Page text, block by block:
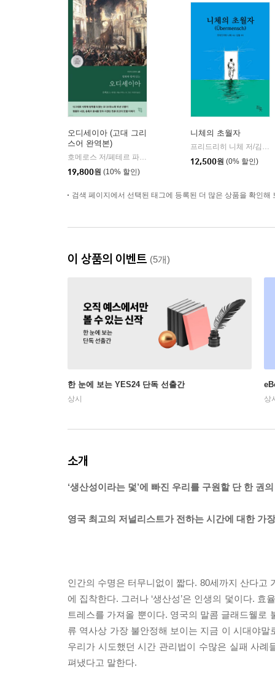
오디세이아 (고대 그리
스어 완역본)
| 현대지성
19,800원 (10% 할인)
니체의 초월자
12,500원 (0% 할인)
검색 페이지에서 선택된 태그에 등록된 더 많은 상품을 확인해
이 상품의 이벤트 (5개)
한 눈에 보는 YES24 단독 선출간
상시 상
소개
‘생산성이라는 덫’에 빠진 우리를 구원할 단 한 권
영국 최고의 저널리스트가 전하는 시간에 대한 가
인간의 수명은 터무니없이 짧다. 80세까지 산다고
에 집착한다. 그러나 ‘생산성’은 인생의 덫이다.
트레스를 가져올 뿐이다. 영국의 말콤 글래드웰로
류 역사상 가장 불안정해 보이는 지금 이 시대야
우리가 시도했던 시간 관리법이 수많은 실패 사례
펴냈다고 말한다.